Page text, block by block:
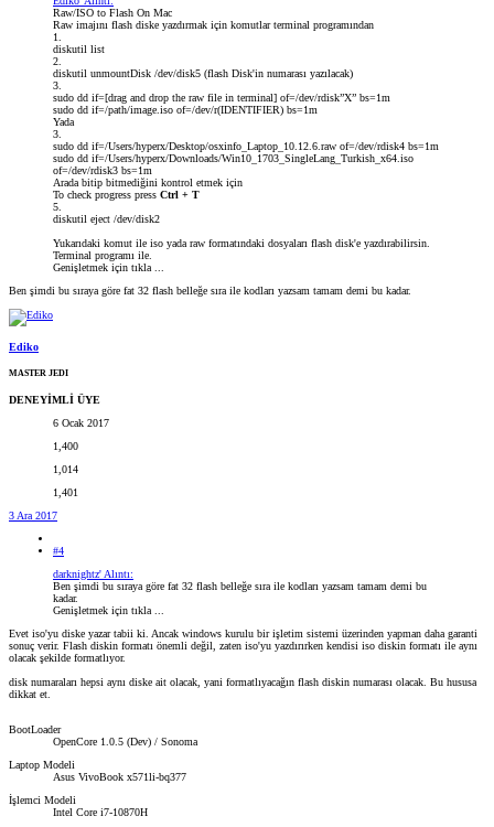
Raw/ISO to Flash On Mac
Raw imajını flash diske yazdırmak için komutlar terminal programından
1.
diskutil list
2.
diskutil unmountDisk /dev/disk5 (flash Disk'in numarası yazılacak)
3.
sudo dd if=[drag and drop the raw file in terminal] of=/dev/rdisk”X” bs=1m
sudo dd if=/path/image.iso of=/dev/r(IDENTIFIER) bs=1m
Yada
3.
sudo dd if=/Users/hyperx/Desktop/osxinfo_Laptop_10.12.6.raw of=/dev/rdisk4 bs=1m
sudo dd if=/Users/hyperx/Downloads/Win10_1703_SingleLang_Turkish_x64.iso
of=/dev/rdisk3 bs=1m
Arada bitip bitmediğini kontrol etmek için
To check progress press Ctrl + T
5.
diskutil eject /dev/disk2
Yukarıdaki komut ile iso yada raw formatındaki dosyaları flash disk'e yazdırabilirsin.
Terminal programı ile.
Genişletmek için tıkla ...
Ben şimdi bu sıraya göre fat 32 flash belleğe sıra ile kodları yazsam tamam demi bu kadar.
Ediko
MASTER JEDI
DENEYİMLİ ÜYE
6 Ocak 2017
1,400
1,014
1,401
3 Ara 2017
#4
darknightz' Alıntı:
Ben şimdi bu sıraya göre fat 32 flash belleğe sıra ile kodları yazsam tamam demi bu
kadar.
Genişletmek için tıkla ...
Evet iso'yu diske yazar tabii ki. Ancak windows kurulu bir işletim sistemi üzerinden yapman daha garanti
sonuç verir. Flash diskin formatı önemli değil, zaten iso'yu yazdırırken kendisi iso diskin formatı ile aynı
olacak şekilde formatlıyor.
disk numaraları hepsi aynı diske ait olacak, yani formatlıyacağın flash diskin numarası olacak. Bu hususa
dikkat et.
BootLoader
OpenCore 1.0.5 (Dev) / Sonoma
Laptop Modeli
Asus VivoBook x571li-bq377
İşlemci Modeli
Intel Core i7-10870H